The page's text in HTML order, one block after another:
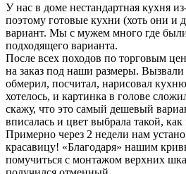
У нас в доме нестандартная кухня
поэтому готовые кухни (хоть они и
вариант. Мы с мужем много где
подходящего варианта.
После всех походов по торговым
на заказ под наши размеры.
обмерил, посчитал, нарисовал
хотелось, и картинка в голове
скажу, что это самый дешевый
вписалась и цвет выбрала такой,
Примерно через 2 недели нам
красавицу! «Благодаря» нашим
помучиться с монтажом верхних